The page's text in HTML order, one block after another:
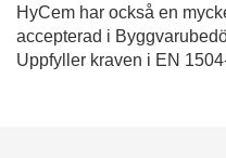
HyCem har också en
accepterad i
Uppfyller kraven i EN